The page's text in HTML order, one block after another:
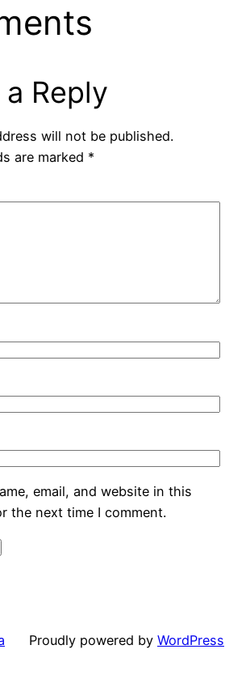
Reply
will not be published.
are marked *
email, and website in this
the next time I comment.
Proudly powered by WordPress